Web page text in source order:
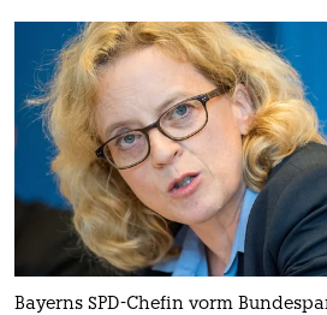
Bayerns SPD-Chefin vorm